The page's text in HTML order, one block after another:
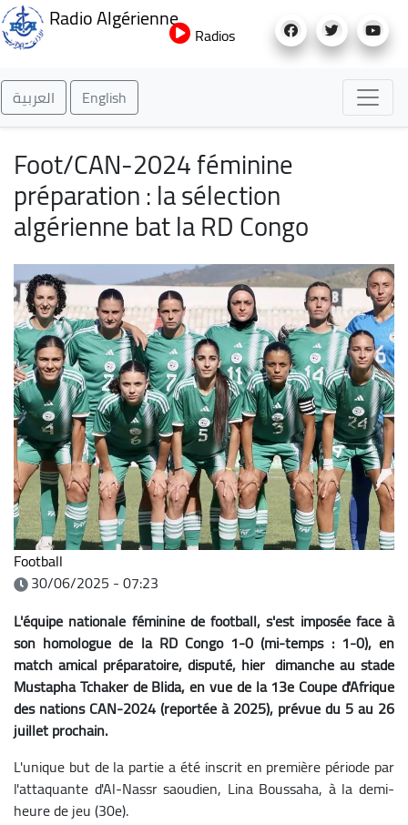
au
Radio Algérienne
Radios
العربية English
Foot/CAN-2024 féminine
préparation : la sélection
algérienne bat la RD Congo
Football
30/06/2025 - 07:23
L'équipe nationale féminine de football, s'est imposée face à
son homologue de la RD Congo 1-0 (mi-temps : 1-0), en
match amical préparatoire, disputé, hier dimanche au stade
Mustapha Tchaker de Blida, en vue de la 13e Coupe d'Afrique
des nations CAN-2024 (reportée à 2025), prévue du 5 au 26
juillet prochain.
L'unique but de la partie a été inscrit en première période par
l'attaquante d'Al-Nassr saoudien, Lina Boussaha, à la demi-
heure de jeu (30e).